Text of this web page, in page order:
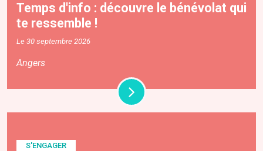
Temps d'info : découvre le bénévolat qui
te ressemble !
Le 30 septembre 2026
Angers
S'ENGAGER